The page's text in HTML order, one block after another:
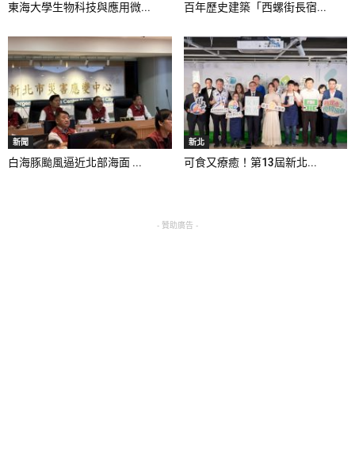
東海大學生物科技與應用微... 百年歷史建築「西螺街長宿...
新聞
白海豚颱風逼近北部海面 ...
新北
可食又療癒！第13屆新北...
- 贊助廣告 -